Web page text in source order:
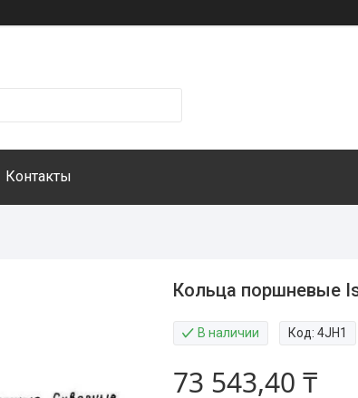
Контакты
Кольца поршневые
В наличии Код:4JH1
73 543,40 ₸